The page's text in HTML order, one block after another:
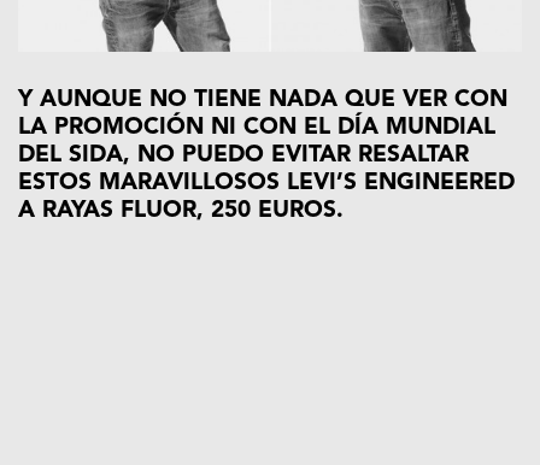
Y AUNQUE NO TIENE NADA QUE VER CON
LA PROMOCIÓN NI CON EL DÍA MUNDIAL
DEL SIDA, NO PUEDO EVITAR RESALTAR
ESTOS MARAVILLOSOS LEVI’S ENGINEERED
A RAYAS FLUOR, 250 EUROS.